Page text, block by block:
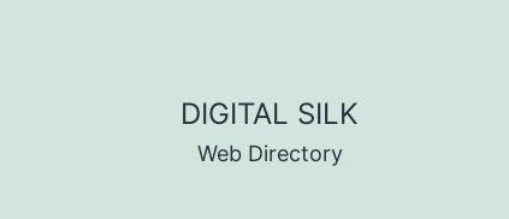
DIGITAL SILK
Web Directory